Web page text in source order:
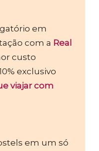
em
com a Real
custo
exclusivo
viajar com
em um só